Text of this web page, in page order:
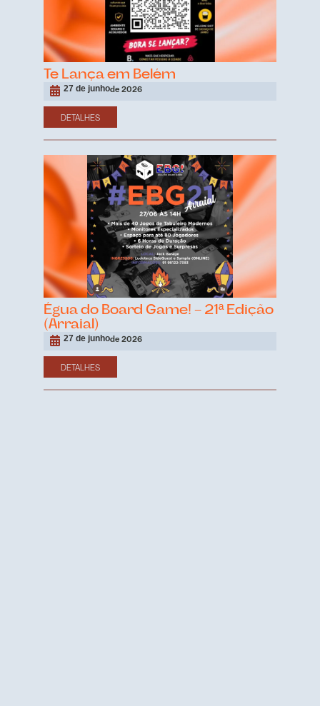
Te Lança em Belém
27 de junhode 2026
DETALHES
Égua do Board Game! – 21ª Edição
(Arraial)
27 de junhode 2026
DETALHES